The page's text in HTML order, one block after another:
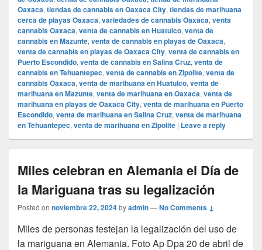
Oaxaca, tiendas de cannabis en Oaxaca City, tiendas de marihuana
cerca de playas Oaxaca, variedades de cannabis Oaxaca, venta
cannabis Oaxaca, venta de cannabis en Huatulco, venta de
cannabis en Mazunte, venta de cannabis en playas de Oaxaca,
venta de cannabis en playas de Oaxaca City, venta de cannabis en
Puerto Escondido, venta de cannabis en Salina Cruz, venta de
cannabis en Tehuantepec, venta de cannabis en Zipolite, venta de
cannabis Oaxaca, venta de marihuana en Huatulco, venta de
marihuana en Mazunte, venta de marihuana en Oaxaca, venta de
marihuana en playas de Oaxaca City, venta de marihuana en Puerto
Escondido, venta de marihuana en Salina Cruz, venta de marihuana
en Tehuantepec, venta de marihuana en Zipolite | Leave a reply
Miles celebran en Alemania el Día de
la Mariguana tras su legalización
Posted on noviembre 22, 2024byadmin—No Comments ↓
Miles de personas festejan la legalización del uso de
la mariguana en Alemania. Foto Ap Dpa 20 de abril de